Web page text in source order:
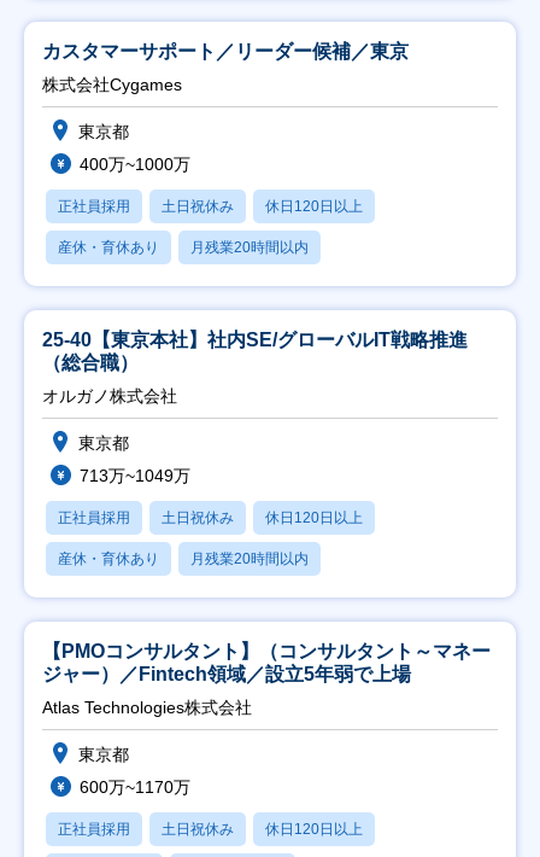
カスタマーサポート／リーダー候補／東京
株式会社Cygames
東京都
400万~1000万
正社員採用 土日祝休み 休日120日以上
産休・育休あり 月残業20時間以内
25-40【東京本社】社内SE/グローバルIT戦略推進
（総合職）
オルガノ株式会社
東京都
713万~1049万
正社員採用 土日祝休み 休日120日以上
産休・育休あり 月残業20時間以内
【PMOコンサルタント】（コンサルタント～マネー
ジャー）／Fintech領域／設立5年弱で上場
Atlas Technologies株式会社
東京都
600万~1170万
正社員採用 土日祝休み 休日120日以上